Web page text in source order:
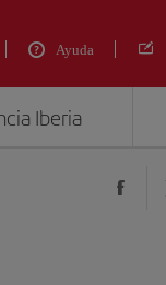
Ayuda
Iberia